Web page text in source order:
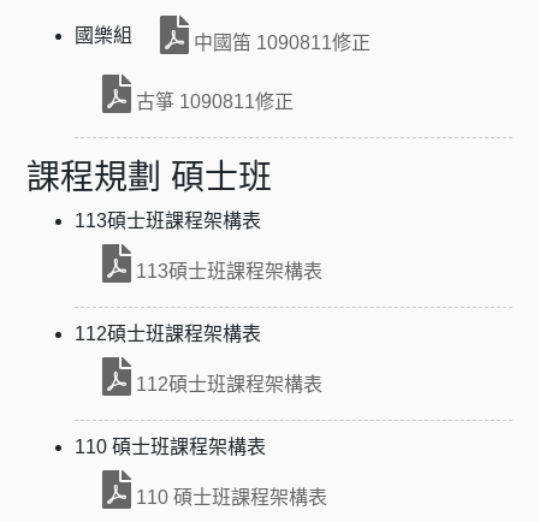
國樂組 中國笛 1090811修正
古箏 1090811修正
課程規劃 碩士班
113碩士班課程架構表
113碩士班課程架構表
112碩士班課程架構表
112碩士班課程架構表
110 碩士班課程架構表
110 碩士班課程架構表